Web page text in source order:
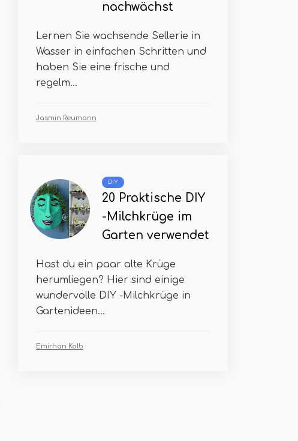
nachwächst
Lernen Sie wachsende Sellerie in
Wasser in einfachen Schritten und
haben Sie eine frische und
regelm...
Jasmin Reumann
DIY
20 Praktische DIY
-Milchkrüge im
Garten verwendet
Hast du ein paar alte Krüge
herumliegen? Hier sind einige
wundervolle DIY -Milchkrüge in
Gartenideen...
Emirhan Kolb